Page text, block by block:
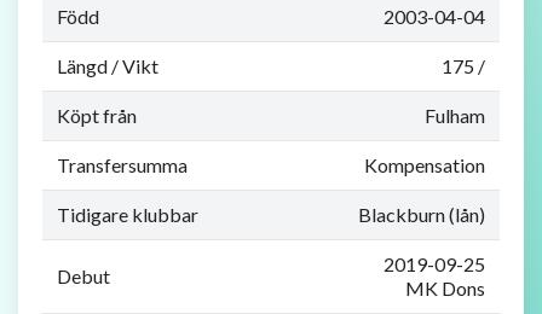
Född 2003-04-04
Längd / Vikt 175 /
Köpt från Fulham
Transfersumma Kompensation
Tidigare klubbar Blackburn (lån)
Debut
2019-09-25
MK Dons